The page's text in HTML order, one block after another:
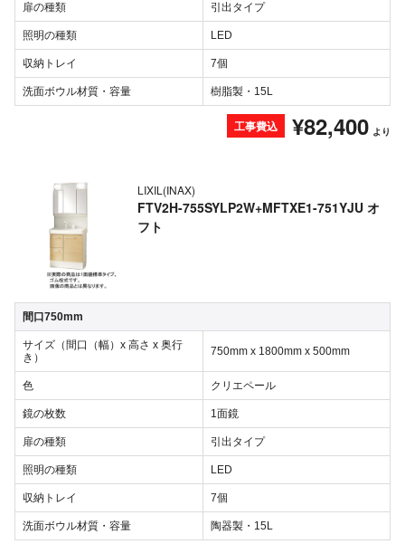
扉の種類 引出タイプ
照明の種類 LED
収納トレイ 7個
洗面ボウル材質・容量 樹脂製・15L
工事費込 ¥82,400 より
LIXIL(INAX)
FTV2H-755SYLP2W+MFTXE1-751YJU オ
フト
間口750mm
サイズ（間口（幅）x 高さ x 奥行
き）
750mm x 1800mm x 500mm
色 クリエペール
鏡の枚数 1面鏡
扉の種類 引出タイプ
照明の種類 LED
収納トレイ 7個
洗面ボウル材質・容量 陶器製・15L